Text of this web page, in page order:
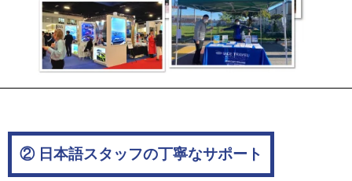
② 日本語スタッフの丁寧なサポート